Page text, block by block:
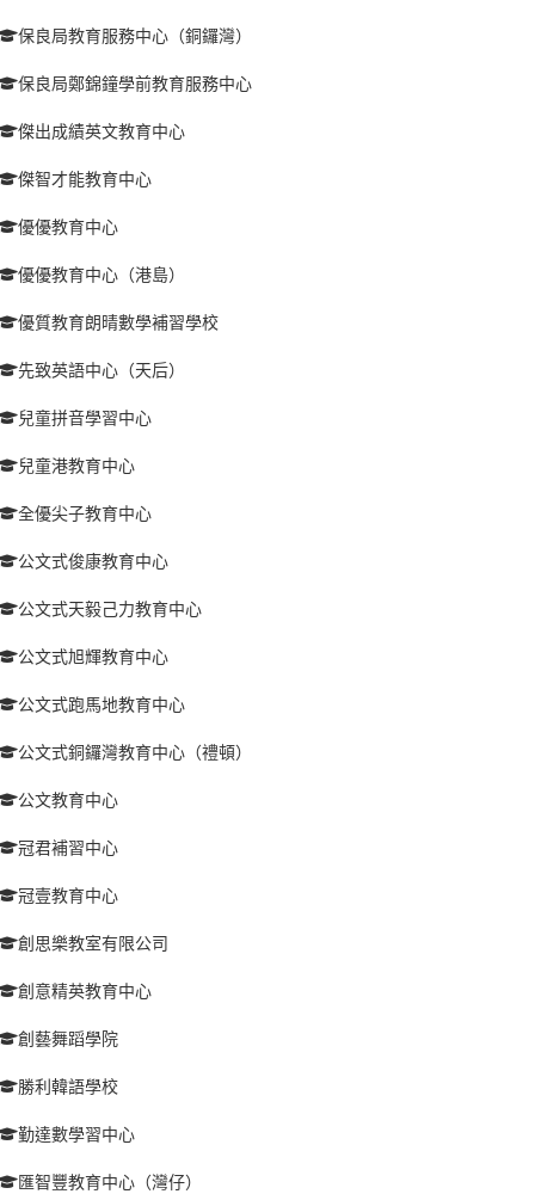
保良局教育服務中心（銅鑼灣）
保良局鄭錦鐘學前教育服務中心
傑出成績英文教育中心
傑智才能教育中心
優優教育中心
優優教育中心（港島）
優質教育朗晴數學補習學校
先致英語中心（天后）
兒童拼音學習中心
兒童港教育中心
全優尖子教育中心
公文式俊康教育中心
公文式天毅己力教育中心
公文式旭輝教育中心
公文式跑馬地教育中心
公文式銅鑼灣教育中心（禮頓）
公文教育中心
冠君補習中心
冠壹教育中心
創思樂教室有限公司
創意精英教育中心
創藝舞蹈學院
勝利韓語學校
勤達數學習中心
匯智豐教育中心（灣仔）